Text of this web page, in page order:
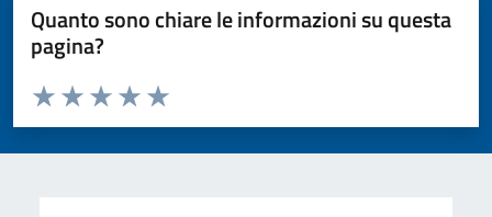
Quanto sono chiare le informazioni su questa
pagina?
Valuta da 1 a 5 stelle la pagina
Valuta 5 stelle su 5
Valuta 4 stelle su 5
Valuta 3 stelle su 5
Valuta 2 stelle su 5
Valuta 1 stelle su 5